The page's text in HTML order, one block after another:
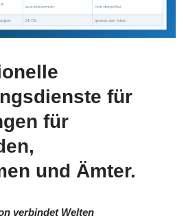
für
für
und Ämter.
verbindet Welten